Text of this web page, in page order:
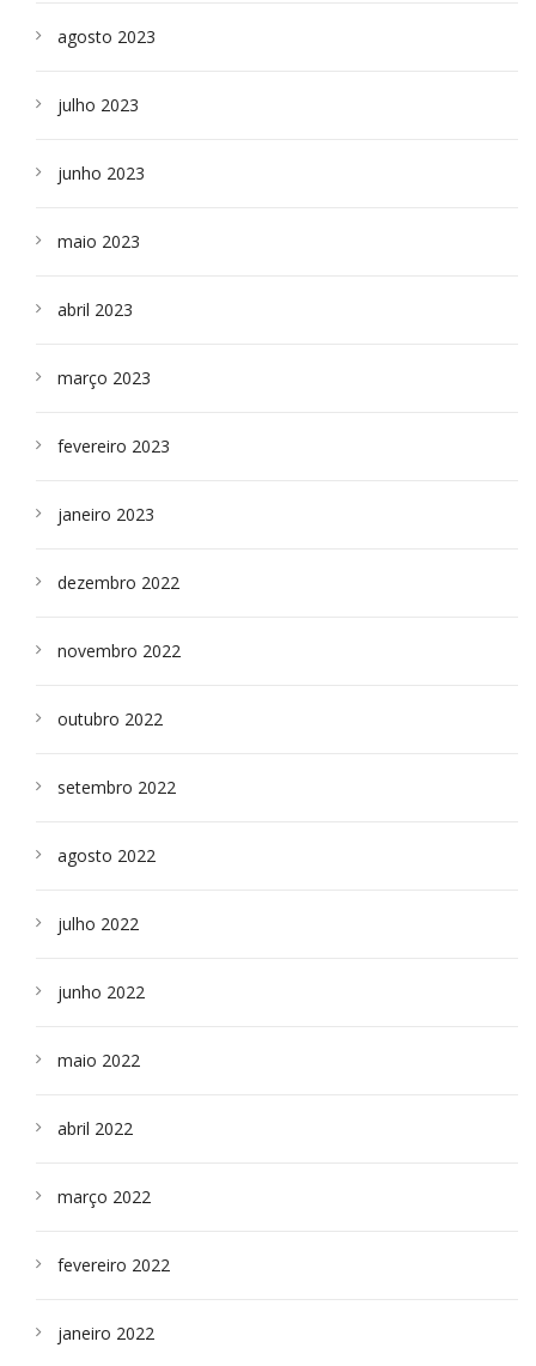
agosto 2023
julho 2023
junho 2023
maio 2023
abril 2023
março 2023
fevereiro 2023
janeiro 2023
dezembro 2022
novembro 2022
outubro 2022
setembro 2022
agosto 2022
julho 2022
junho 2022
maio 2022
abril 2022
março 2022
fevereiro 2022
janeiro 2022